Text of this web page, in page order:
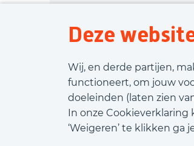
Deze
Wij, en derde partijen,
functioneert, om jouw
doeleinden (laten zien
In onze Cookieverklaring
‘Weigeren’ te klikken
Bekijk vacature